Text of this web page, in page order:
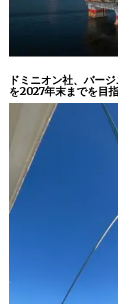
ドミニオン社、バー
を2027年末までを目